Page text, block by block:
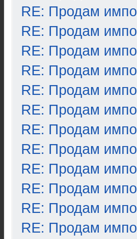
RE: Продам
RE: Продам
RE: Продам
RE: Продам
RE: Продам
RE: Продам
RE: Продам
RE: Продам
RE: Продам
RE: Продам
RE: Продам
RE: Продам